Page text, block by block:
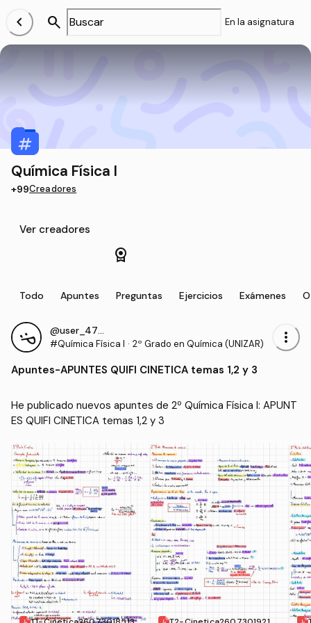
chevron_left search En la asignatura
Química Física I
+99Creadores
Ver creadores
license
Todo Apuntes Preguntas Ejercicios Exámenes
@user_4784581
#Química Física I · 2º Grado en Química (UNIZAR) more_vert
Apuntes-APUNTES QUIFI CINETICA temas 1,2 y 3
He publicado nuevos apuntes de 2º Química Física I: APUNT
ES QUIFI CINETICA temas 1,2 y 3